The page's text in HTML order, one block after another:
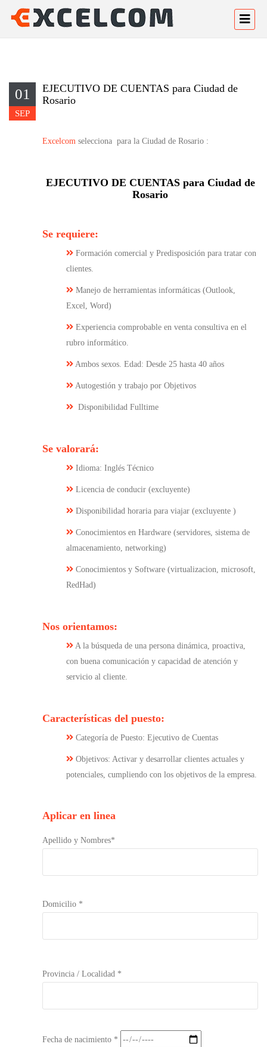
01
SEP
EJECUTIVO DE CUENTAS para Ciudad de
Rosario
Excelcom selecciona para la Ciudad de Rosario :
EJECUTIVO DE CUENTAS para Ciudad de
Rosario
Se requiere:
Formación comercial y Predisposición para tratar con
clientes.
Manejo de herramientas informáticas (Outlook,
Excel, Word)
Experiencia comprobable en venta consultiva en el
rubro informático.
Ambos sexos. Edad: Desde 25 hasta 40 años
Autogestión y trabajo por Objetivos
Disponibilidad Fulltime
Se valorará:
Idioma: Inglés Técnico
Licencia de conducir (excluyente)
Disponibilidad horaria para viajar (excluyente )
Conocimientos en Hardware (servidores, sistema de
almacenamiento, networking)
Conocimientos y Software (virtualizacion, microsoft,
RedHad)
Nos orientamos:
A la búsqueda de una persona dinámica, proactiva,
con buena comunicación y capacidad de atención y
servicio al cliente.
Características del puesto:
Categoría de Puesto: Ejecutivo de Cuentas
Objetivos: Activar y desarrollar clientes actuales y
potenciales, cumpliendo con los objetivos de la empresa.
Aplicar en linea
Apellido y Nombres*
Domicilio *
Provincia / Localidad *
Fecha de nacimiento *